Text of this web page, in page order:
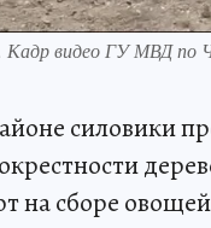
видео ГУ МВД по
силовики
на сборе